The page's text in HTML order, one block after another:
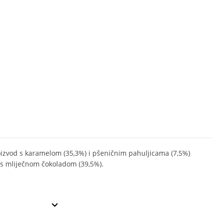
s karamelom (35,3%) i pšeničnim pahuljicama (7,5%)
mliječnom čokoladom (39,5%).